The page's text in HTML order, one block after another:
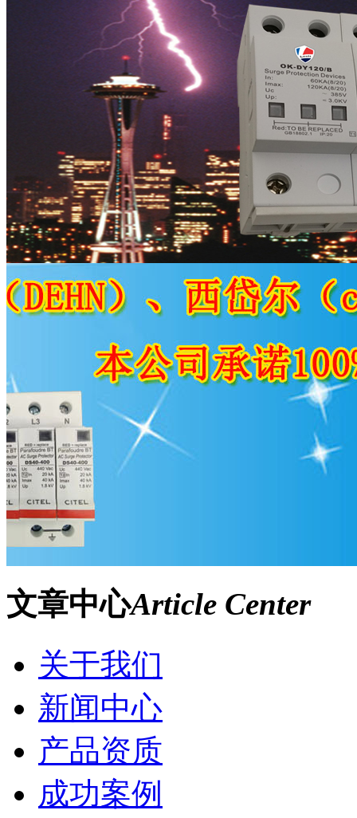
文章中心Article Center
关于我们
新闻中心
产品资质
成功案例